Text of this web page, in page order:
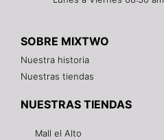
SOBRE MIXTWO
Nuestra historia
Nuestras tiendas
NUESTRAS TIENDAS
Mall el Alto